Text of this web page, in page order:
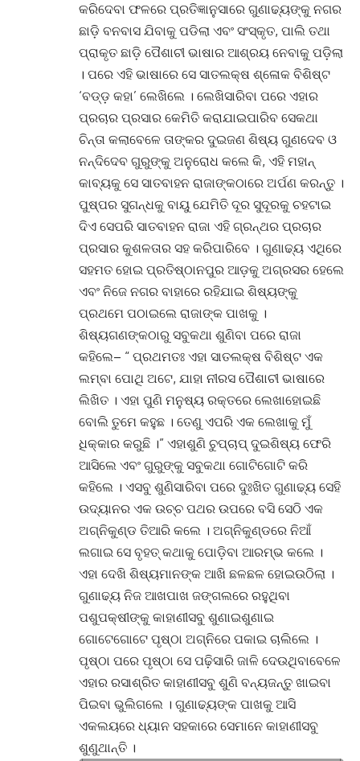
କରିଦେବା ଫଳରେ ପ୍ରତିଜ୍ଞାନୁସାରେ ଗୁଣାଢ୍ୟଙ୍କୁ ନଗର
ଛାଡ଼ି ବନବାସ ଯିବାକୁ ପଡିଲା ଏବଂ ସଂସ୍କୃତ, ପାଲି ତଥା
ପ୍ରାକୃତ ଛାଡ଼ି ପୈଶାଚୀ ଭାଷାର ଆଶ୍ରୟ ନେବାକୁ ପଡ଼ିଲା
। ପରେ ଏହି ଭାଷାରେ ସେ ସାତଲକ୍ଷ ଶ୍ଳୋକ ବିଶିଷ୍ଟ
‘ବଡ୍ଡ଼ କହା’ ଲେଖିଲେ । ଲେଖିସାରିବା ପରେ ଏହାର
ପ୍ରଚାର ପ୍ରସାର କେମିତି କରାଯାଇପାରିବ ସେକଥା
ଚିନ୍ତା କଲାବେଳେ ତାଙ୍କର ଦୁଇଜଣ ଶିଷ୍ୟ ଗୁଣଦେବ ଓ
ନନ୍ଦିଦେବ ଗୁରୁଙ୍କୁ ଅନୁରୋଧ କଲେ କି, ଏହି ମହାନ୍
କାବ୍ୟକୁ ସେ ସାତବାହନ ରାଜାଙ୍କଠାରେ ଅର୍ପଣ କରନ୍ତୁ ।
ପୁଷ୍ପର ସୁଗନ୍ଧକୁ ବାୟୁ ଯେମିତି ଦୂର ସୁଦୂରକୁ ଚହଟାଇ
ଦିଏ ସେପରି ସାତବାହନ ରାଜା ଏହି ଗ୍ରନ୍ଥର ପ୍ରଚାର
ପ୍ରସାର କୁଶଳତାର ସହ କରିପାରିବେ । ଗୁଣାଢ୍ୟ ଏଥିରେ
ସହମତ ହୋଇ ପ୍ରତିଷ୍ଠାନପୁର ଆଡ଼କୁ ଅଗ୍ରସର ହେଲେ
ଏବଂ ନିଜେ ନଗର ବାହାରେ ରହିଯାଇ ଶିଷ୍ୟଙ୍କୁ
ପ୍ରଥମେ ପଠାଇଲେ ରାଜାଙ୍କ ପାଖକୁ ।
ଶିଷ୍ୟଗଣଙ୍କଠାରୁ ସବୁକଥା ଶୁଣିବା ପରେ ରାଜା
କହିଲେ– “ ପ୍ରଥମତଃ ଏହା ସାତଲକ୍ଷ ବିଶିଷ୍ଟ ଏକ
ଲମ୍ବା ପୋଥି ଅଟେ, ଯାହା ନୀରସ ପୈଶାଚୀ ଭାଷାରେ
ଲିଖିତ । ଏହା ପୁଣି ମନୁଷ୍ୟ ରକ୍ତରେ ଲେଖାହୋଇଛି
ବୋଲି ତୁମେ କହୁଛ । ତେଣୁ ଏପରି ଏକ ଲେଖାକୁ ମୁଁ
ଧିକ୍କାର କରୁଛି ।” ଏହାଶୁଣି ଚୁପ୍‌ଚାପ୍ ଦୁଇଶିଷ୍ୟ ଫେରି
ଆସିଲେ ଏବଂ ଗୁରୁଙ୍କୁ ସବୁକଥା ଗୋଟିଗୋଟି କରି
କହିଲେ । ଏସବୁ ଶୁଣିସାରିବା ପରେ ଦୁଃଖିତ ଗୁଣାଢ୍ୟ ସେହି
ଉଦ୍ୟାନର ଏକ ଉଚ୍ଚ ପଥର ଉପରେ ବସି ସେଠି ଏକ
ଅଗ୍ନିକୁଣ୍ଡ ତିଆରି କଲେ । ଅଗ୍ନିକୁଣ୍ଡରେ ନିଆଁ
ଲଗାଇ ସେ ବୃହତ୍ କଥାକୁ ପୋଡ଼ିବା ଆରମ୍ଭ କଲେ ।
ଏହା ଦେଖି ଶିଷ୍ୟମାନଙ୍କ ଆଖି ଛଳଛଳ ହୋଇଉଠିଲା ।
ଗୁଣାଢ୍ୟ ନିଜ ଆଖପାଖ ଜଙ୍ଗଲରେ ରହୁଥିବା
ପଶୁପକ୍ଷୀଙ୍କୁ କାହାଣୀସବୁ ଶୁଣାଇଶୁଣାଇ
ଗୋଟେଗୋଟେ ପୃଷ୍ଠା ଅଗ୍ନିରେ ପକାଇ ଚାଲିଲେ ।
ପୃଷ୍ଠା ପରେ ପୃଷ୍ଠା ସେ ପଢ଼ିସାରି ଜାଳି ଦେଉଥିବାବେଳେ
ଏହାର ରସାଶ୍ରିତ କାହାଣୀସବୁ ଶୁଣି ବନ୍ୟଜନ୍ତୁ ଖାଇବା
ପିଇବା ଭୁଲିଗଲେ । ଗୁଣାଢ୍ୟଙ୍କ ପାଖକୁ ଆସି
ଏକଲୟରେ ଧ୍ୟାନ ସହକାରେ ସେମାନେ କାହାଣୀସବୁ
ଶୁଣୁଥାନ୍ତି ।